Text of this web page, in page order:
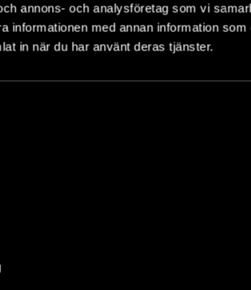
annons- och analysföretag som vi
informationen med annan information
in när du har använt deras tjänster.